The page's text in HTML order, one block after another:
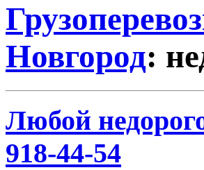
Новгород:
Любой
918-44-54